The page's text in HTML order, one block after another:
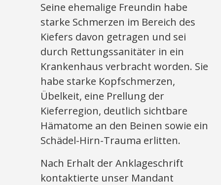
Seine ehemalige Freundin habe
starke Schmerzen im Bereich des
Kiefers davon getragen und sei
durch Rettungssanitäter in ein
Krankenhaus verbracht worden. Sie
habe starke Kopfschmerzen,
Übelkeit, eine Prellung der
Kieferregion, deutlich sichtbare
Hämatome an den Beinen sowie ein
Schädel-Hirn-Trauma erlitten.
Nach Erhalt der Anklageschrift
kontaktierte unser Mandant